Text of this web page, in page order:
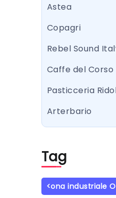
Astea
Copagri
Rebel Sound
Caffe del Corso
Pasticceria
Arterbario
Tag
<ona industriale